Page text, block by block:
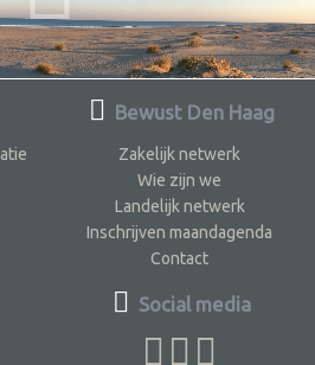
Bewust Den Haag
Zakelijk netwerk
Wie zijn we
Landelijk netwerk
Inschrijven maandagenda
Contact
Social media